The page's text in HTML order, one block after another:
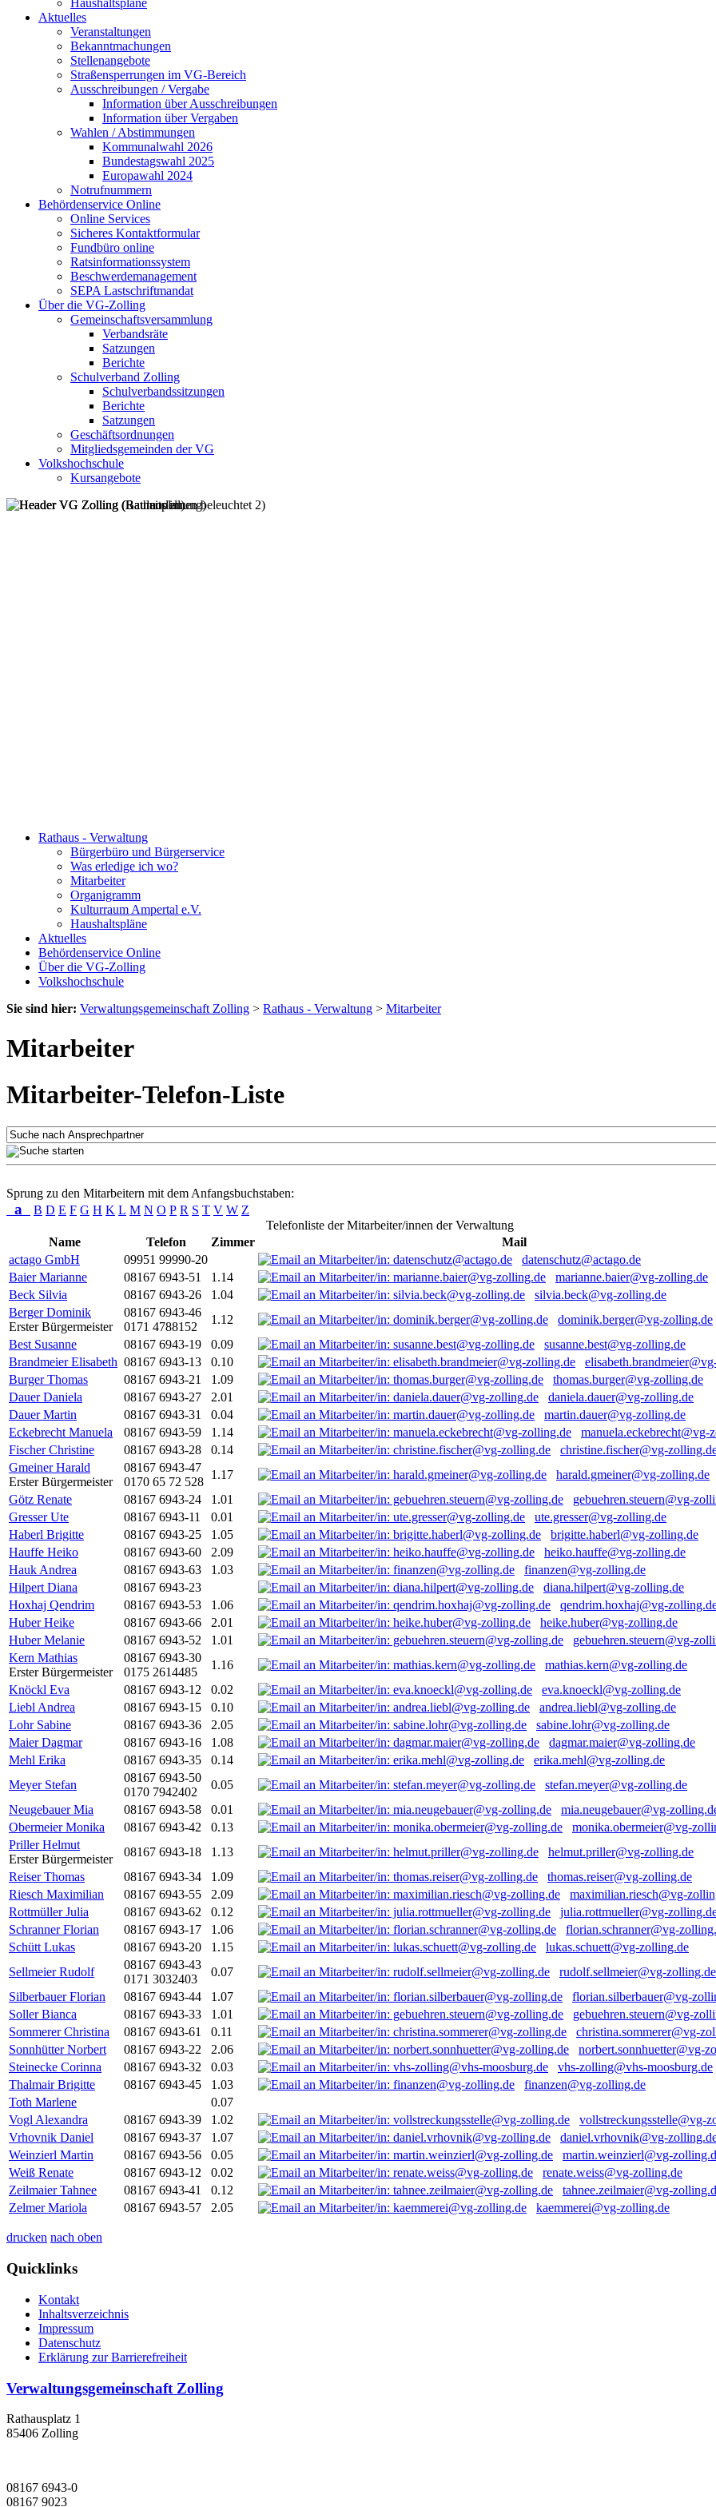
Haushaltspläne
Aktuelles
Veranstaltungen
Bekanntmachungen
Stellenangebote
Straßensperrungen im VG-Bereich
Ausschreibungen / Vergabe
Information über Ausschreibungen
Information über Vergaben
Wahlen / Abstimmungen
Kommunalwahl 2026
Bundestagswahl 2025
Europawahl 2024
Notrufnummern
Behördenservice Online
Online Services
Sicheres Kontaktformular
Fundbüro online
Ratsinformationssystem
Beschwerdemanagement
SEPA Lastschriftmandat
Über die VG-Zolling
Gemeinschaftsversammlung
Verbandsräte
Satzungen
Berichte
Schulverband Zolling
Schulverbandssitzungen
Berichte
Satzungen
Geschäftsordnungen
Mitgliedsgemeinden der VG
Volkshochschule
Kursangebote
Rathaus - Verwaltung
Bürgerbüro und Bürgerservice
Was erledige ich wo?
Mitarbeiter
Organigramm
Kulturraum Ampertal e.V.
Haushaltspläne
Aktuelles
Behördenservice Online
Über die VG-Zolling
Volkshochschule
Sie sind hier: Verwaltungsgemeinschaft Zolling > Rathaus - Verwaltung > Mitarbeiter
Mitarbeiter
Mitarbeiter-Telefon-Liste
Sprung zu den Mitarbeitern mit dem Anfangsbuchstaben:
a B D E F G H K L M N O P R S T V W Z
Telefonliste der Mitarbeiter/innen der Verwaltung
Name
Telefon Zimmer
Mail
actago GmbH
09951 99990-20
datenschutz@actago.de
Baier Marianne
08167 6943-51 1.14
marianne.baier@vg-zolling.de
Beck Silvia
08167 6943-26 1.04
silvia.beck@vg-zolling.de
Berger Dominik
Erster Bürgermeister
08167 6943-46
0171 4788152
1.12
dominik.berger@vg-zolling.de
Best Susanne
08167 6943-19 0.09
susanne.best@vg-zolling.de
Brandmeier Elisabeth 08167 6943-13 0.10
Burger Thomas
08167 6943-21 1.09
thomas.burger@vg-zolling.de
Dauer Daniela
08167 6943-27 2.01
daniela.dauer@vg-zolling.de
Dauer Martin
08167 6943-31 0.04
martin.dauer@vg-zolling.de
Eckebrecht Manuela
08167 6943-59 1.14
manuela.eckebrecht@vg-
Fischer Christine
08167 6943-28 0.14
christine.fischer@vg-
Gmeiner Harald
Erster Bürgermeister
08167 6943-47
0170 65 72 528
1.17
harald.gmeiner@vg-zolling.de
Götz Renate
08167 6943-24 1.01
gebuehren.steuern@vg-
Gresser Ute
08167 6943-11 0.01
ute.gresser@vg-zolling.de
Haberl Brigitte
08167 6943-25 1.05
brigitte.haberl@vg-zolling.de
Hauffe Heiko
08167 6943-60 2.09
heiko.hauffe@vg-zolling.de
Hauk Andrea
08167 6943-63 1.03
finanzen@vg-zolling.de
Hilpert Diana
08167 6943-23
diana.hilpert@vg-zolling.de
Hoxhaj Qendrim
08167 6943-53 1.06
qendrim.hoxhaj@vg-
Huber Heike
08167 6943-66 2.01
heike.huber@vg-zolling.de
Huber Melanie
08167 6943-52 1.01
gebuehren.steuern@vg-
Kern Mathias
Erster Bürgermeister
08167 6943-30
0175 2614485
1.16
mathias.kern@vg-zolling.de
Knöckl Eva
08167 6943-12 0.02
eva.knoeckl@vg-zolling.de
Liebl Andrea
08167 6943-15 0.10
andrea.liebl@vg-zolling.de
Lohr Sabine
08167 6943-36 2.05
sabine.lohr@vg-zolling.de
Maier Dagmar
08167 6943-16 1.08
dagmar.maier@vg-zolling.de
Mehl Erika
08167 6943-35 0.14
erika.mehl@vg-zolling.de
Meyer Stefan
08167 6943-50
0170 7942402
0.05
stefan.meyer@vg-zolling.de
Neugebauer Mia
08167 6943-58 0.01
mia.neugebauer@vg-
Obermeier Monika
08167 6943-42 0.13
monika.obermeier@vg-
Priller Helmut
Erster Bürgermeister
08167 6943-18 1.13
helmut.priller@vg-zolling.de
Reiser Thomas
08167 6943-34 1.09
thomas.reiser@vg-zolling.de
Riesch Maximilian
08167 6943-55 2.09
maximilian.riesch@vg-
Rottmüller Julia
08167 6943-62 0.12
julia.rottmueller@vg-
Schranner Florian
08167 6943-17 1.06
florian.schranner@vg-
Schütt Lukas
08167 6943-20 1.15
lukas.schuett@vg-zolling.de
Sellmeier Rudolf
08167 6943-43
0171 3032403
0.07
rudolf.sellmeier@vg-zolling.de
Silberbauer Florian
08167 6943-44 1.07
florian.silberbauer@vg-
Soller Bianca
08167 6943-33 1.01
gebuehren.steuern@vg-
Sommerer Christina
08167 6943-61 0.11
christina.sommerer@vg-
Sonnhütter Norbert
08167 6943-22 2.06
norbert.sonnhuetter@vg-
Steinecke Corinna
08167 6943-32 0.03
vhs-zolling@vhs-moosburg.de
Thalmair Brigitte
08167 6943-45 1.03
finanzen@vg-zolling.de
Toth Marlene
0.07
Vogl Alexandra
08167 6943-39 1.02
vollstreckungsstelle@vg-
Vrhovnik Daniel
08167 6943-37 1.07
daniel.vrhovnik@vg-
Weinzierl Martin
08167 6943-56 0.05
martin.weinzierl@vg-
Weiß Renate
08167 6943-12 0.02
renate.weiss@vg-zolling.de
Zeilmaier Tahnee
08167 6943-41 0.12
tahnee.zeilmaier@vg-
Zelmer Mariola
08167 6943-57 2.05 kaemmerei@vg-zolling.de
drucken nach oben
Quicklinks
Kontakt
Inhaltsverzeichnis
Impressum
Datenschutz
Erklärung zur Barrierefreiheit
Verwaltungsgemeinschaft Zolling
Rathausplatz 1
85406 Zolling
08167 6943-0
08167 9023